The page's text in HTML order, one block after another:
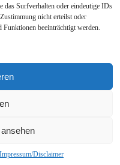
das Surfverhalten oder eindeutige IDs
nicht erteilst oder
beeinträchtigt werden.
Impressum/Disclaimer